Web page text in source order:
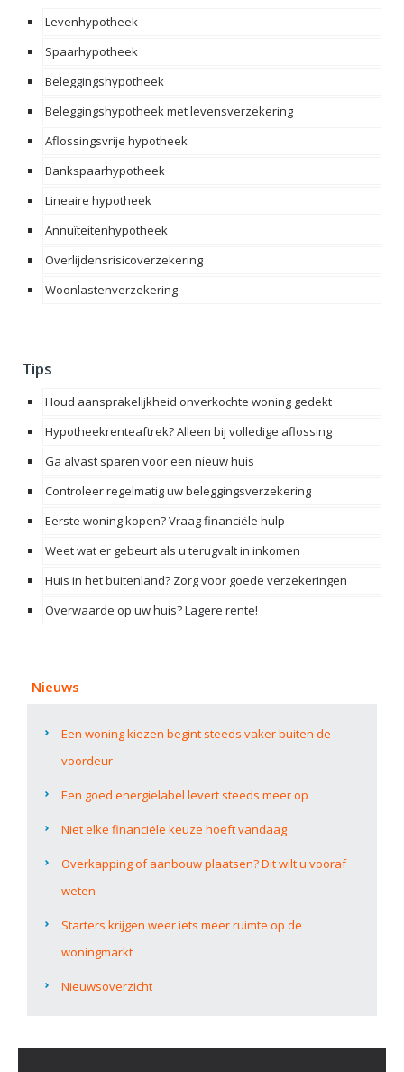
Levenhypotheek
Spaarhypotheek
Beleggingshypotheek
Beleggingshypotheek met levensverzekering
Aflossingsvrije hypotheek
Bankspaarhypotheek
Lineaire hypotheek
Annuïteitenhypotheek
Overlijdensrisicoverzekering
Woonlastenverzekering
Tips
Houd aansprakelijkheid onverkochte woning gedekt
Hypotheekrenteaftrek? Alleen bij volledige aflossing
Ga alvast sparen voor een nieuw huis
Controleer regelmatig uw beleggingsverzekering
Eerste woning kopen? Vraag financiële hulp
Weet wat er gebeurt als u terugvalt in inkomen
Huis in het buitenland? Zorg voor goede verzekeringen
Overwaarde op uw huis? Lagere rente!
Nieuws
Een woning kiezen begint steeds vaker buiten de
voordeur
Een goed energielabel levert steeds meer op
Niet elke financiële keuze hoeft vandaag
Overkapping of aanbouw plaatsen? Dit wilt u vooraf
weten
Starters krijgen weer iets meer ruimte op de
woningmarkt
Nieuwsoverzicht